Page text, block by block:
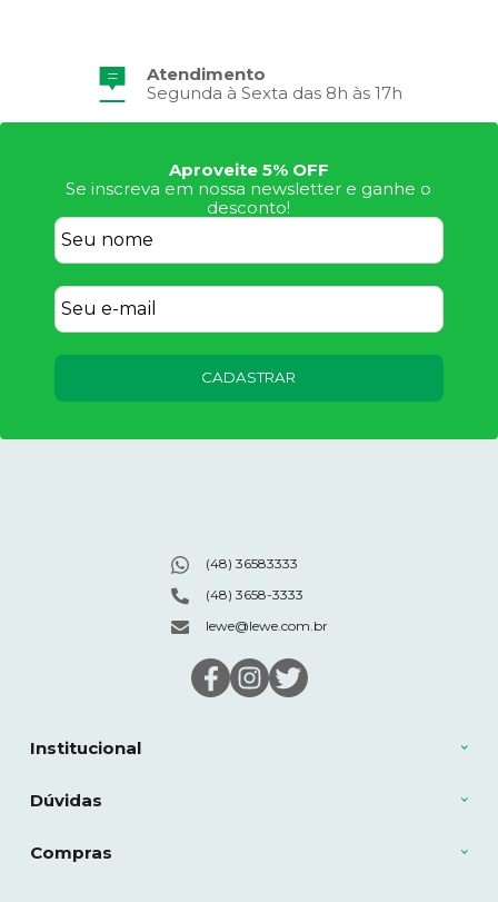
Atendimento
Segunda à Sexta das 8h às 17h
Aproveite 5% OFF
Se inscreva em nossa newsletter e ganhe o
desconto!
CADASTRAR
Institucional
Dúvidas
Compras
(48) 36583333
(48) 3658-3333
lewe@lewe.com.br